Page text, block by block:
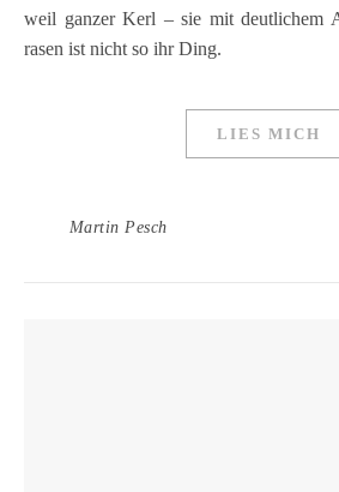
weil ganzer Kerl – sie mit deutlichem
rasen ist nicht so ihr Ding.
LIES MICH
Martin Pesch